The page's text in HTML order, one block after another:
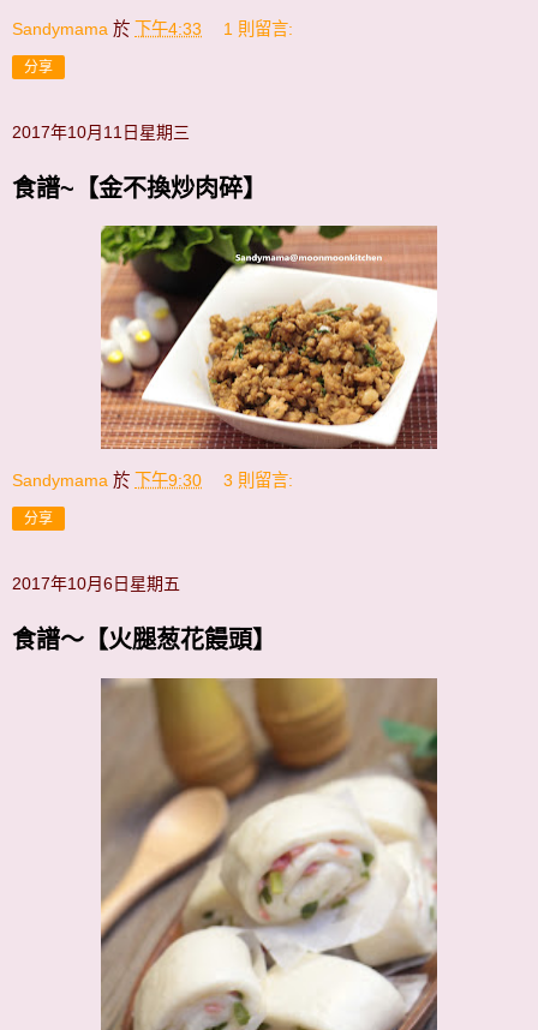
Sandymama 於 下午4:33 1 則留言:
分享
2017年10月11日星期三
食譜~【金不換炒肉碎】
Sandymama 於 下午9:30 3 則留言:
分享
2017年10月6日星期五
食譜～【火腿葱花饅頭】